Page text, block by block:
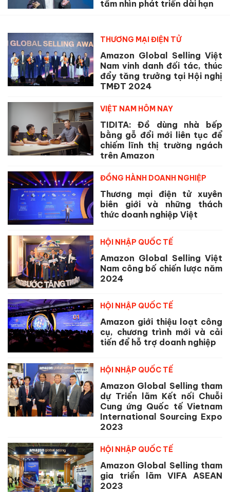
tầm nhìn phát triển dài hạn
THƯƠNG MẠI ĐIỆN TỬ
Amazon Global Selling Việt
Nam vinh danh đối tác, thúc
đẩy tăng trưởng tại Hội nghị
TMĐT 2024
VIỆT NAM HÔM NAY
TIDITA: Đồ dùng nhà bếp
bằng gỗ đổi mới liên tục để
chiếm lĩnh thị trường ngách
trên Amazon
ĐỒNG HÀNH DOANH NGHIỆP
Thương mại điện tử xuyên
biên giới và những thách
thức doanh nghiệp Việt
HỘI NHẬP QUỐC TẾ
Amazon Global Selling Việt
Nam công bố chiến lược năm
2024
HỘI NHẬP QUỐC TẾ
Amazon giới thiệu loạt công
cụ, chương trình mới và cải
tiến để hỗ trợ doanh nghiệp
HỘI NHẬP QUỐC TẾ
Amazon Global Selling tham
dự Triển lãm Kết nối Chuỗi
Cung ứng Quốc tế Vietnam
International Sourcing Expo
2023
HỘI NHẬP QUỐC TẾ
Amazon Global Selling tham
gia triển lãm VIFA ASEAN
2023